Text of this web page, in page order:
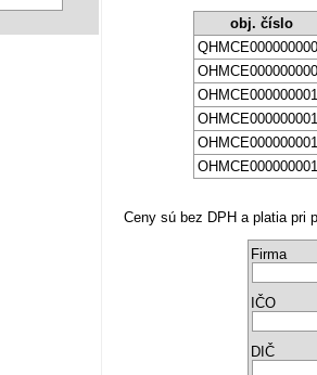
obj. číslo
Ceny sú bez DPH a platia pri
Firma
IČO
DIČ